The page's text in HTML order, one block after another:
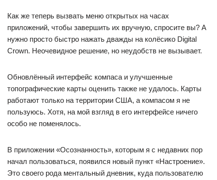
Как же теперь вызвать меню открытых на часах
приложений, чтобы завершить их вручную, спросите вы? А
нужно просто быстро нажать дважды на колёсико Digital
Crown. Неочевидное решение, но неудобств не вызывает.
Обновлённый интерфейс компаса и улучшенные
топографические карты оценить также не удалось. Карты
работают только на территории США, а компасом я не
пользуюсь. Хотя, на мой взгляд в его интерфейсе ничего
особо не поменялось.
В приложении «Осознанность», которым я с недавних пор
начал пользоваться, появился новый пункт «Настроение».
Это своего рода ментальный дневник, куда пользователю